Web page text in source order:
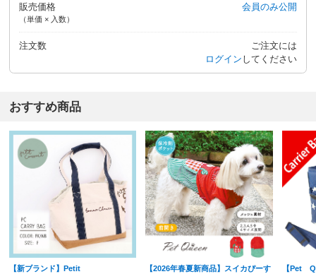
販売価格
（単価 × 入数）
会員のみ公開
注文数
ご注文には
ログイン してください
おすすめ商品
【新ブランド】Petit
【2026年春夏新商品】スイカぴーす
【Pet